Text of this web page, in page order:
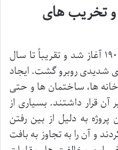
تخریب های
پروژه ساخت ویا لائتانا، که از سال ۱۹۰۸ آغاز شد و تقریباً تا سال
های شدیدی روبرو گشت. ایجاد
ها، ساختمان ها و حتی
قرار داشتند. بسیاری از
پروژه به دلیل از بین رفتن
و آن را به تجاوز به بافت